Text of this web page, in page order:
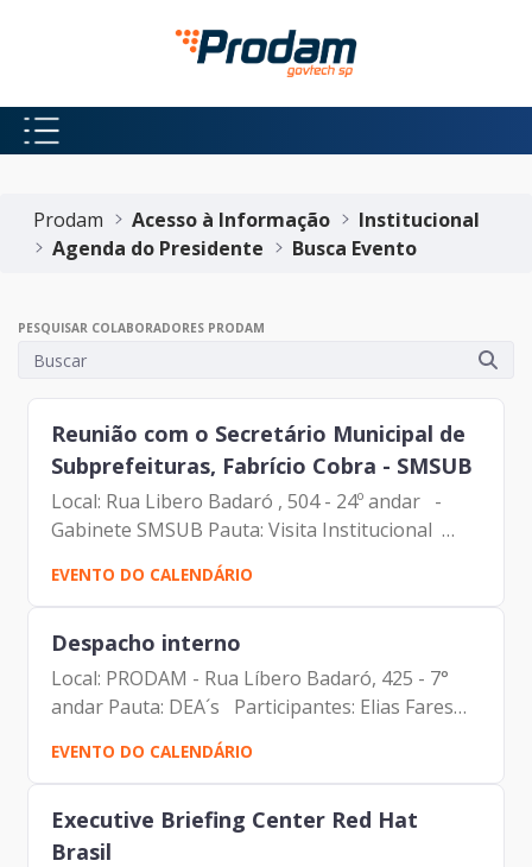
Pular para o Conteúdo principal
Prodam
Acesso à Informação
Institucional
Agenda do Presidente
Busca Evento
PESQUISAR COLABORADORES PRODAM
Reunião com o Secretário Municipal de
Subprefeituras, Fabrício Cobra - SMSUB
Local: Rua Libero Badaró , 504 - 24º andar -
Gabinete SMSUB Pauta: Visita Institucional
Participantes: Andre Tomiatto de Oliveira
(Assessor da Presidência da Prodam) Fabrício
Cobra (SMSUB)...
EVENTO DO CALENDÁRIO
Despacho interno
Local: PRODAM - Rua Líbero Badaró, 425 - 7°
andar Pauta: DEA´s Participantes: Elias Fares
Hadi – (Diretor interino de Administração e
Finanças da Prodam) Francisco de Padovan
Forbes - (Presidente...
EVENTO DO CALENDÁRIO
Executive Briefing Center Red Hat
Brasil